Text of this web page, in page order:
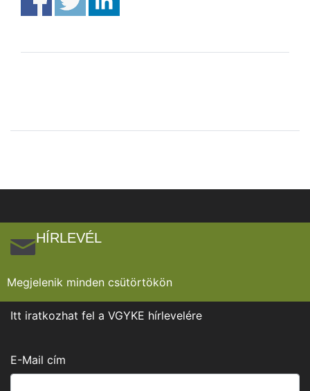
HÍRLEVÉL
Megjelenik minden csütörtökön
Itt iratkozhat fel a VGYKE hírlevelére
E-Mail cím